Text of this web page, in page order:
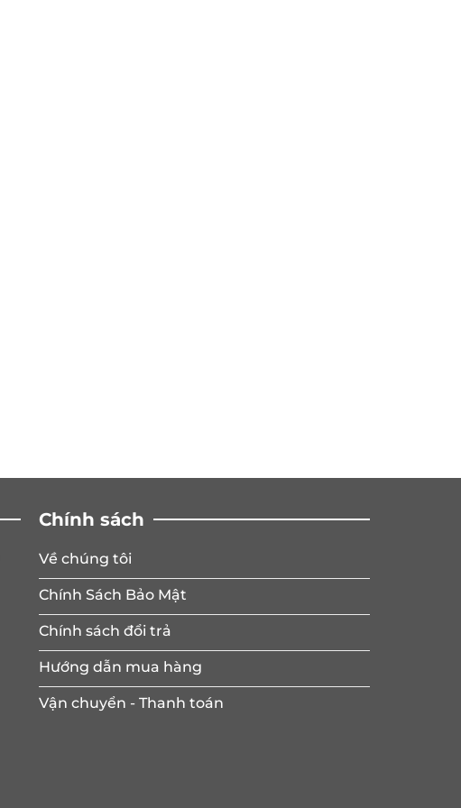
Chính sách
Về chúng tôi
Chính Sách Bảo Mật
Chính sách đổi trả
Hướng dẫn mua hàng
Vận chuyển - Thanh toán